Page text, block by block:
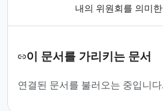
내의 위원회를 의미
이 문서를 가리키는 문서
연결된 문서를 불러오는 중입니다.